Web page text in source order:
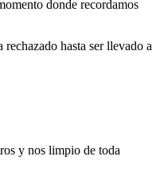
donde recordamos
hasta ser llevado a
y nos limpio de toda